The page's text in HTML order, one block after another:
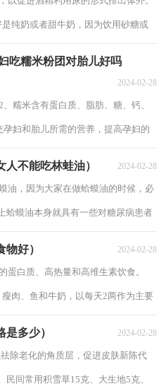
纯奶或者甜牛奶，因为饮用砂糖或
吃糯米粉团对胎儿好吗
2024-02-28
糯米含有蛋白质、脂肪、糖、钙、
妇和胎儿所需的营养，提高孕妇的
不能吃林蛙油） 2024-02-28
，因为大家在做蛤蟆油的时候，必
蛤蟆油本身就具有一些对糖尿病患者
好） 2024-02-28
白质、高热量和高维生素饮食。
肉、鱼和牛奶，以每天2两作为主要
多少） 2024-02-28
除老化的角质层，促进皮肤新陈代
间常用积雪草15克、大生地5克、